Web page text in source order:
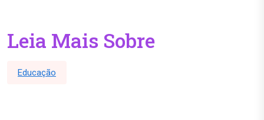
Leia Mais Sobre
Educação